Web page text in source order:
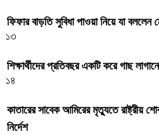
ফিফার বাড়তি সুবিধা পাওয়া নিয়ে যা বললেন
১৩
শিক্ষার্থীদের প্রতিবছর একটি করে গাছ
১৪
কাতারের সাবেক আমিরের মৃত্যুতে রাষ্ট্রীয়
নির্দেশ